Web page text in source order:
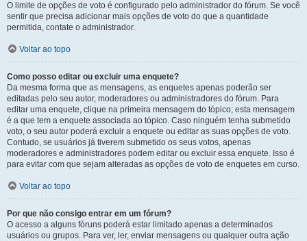
O limite de opções de voto é configurado pelo administrador do fórum. Se você
sentir que precisa adicionar mais opções de voto do que a quantidade
permitida, contate o administrador.
Voltar ao topo
Como posso editar ou excluir uma enquete?
Da mesma forma que as mensagens, as enquetes apenas poderão ser
editadas pelo seu autor, moderadores ou administradores do fórum. Para
editar uma enquete, clique na primeira mensagem do tópico; esta mensagem
é a que tem a enquete associada ao tópico. Caso ninguém tenha submetido
voto, o seu autor poderá excluir a enquete ou editar as suas opções de voto.
Contudo, se usuários já tiverem submetido os seus votos, apenas
moderadores e administradores podem editar ou excluir essa enquete. Isso é
para evitar com que sejam alteradas as opções de voto de enquetes em curso.
Voltar ao topo
Por que não consigo entrar em um fórum?
O acesso a alguns fóruns poderá estar limitado apenas a determinados
usuários ou grupos. Para ver, ler, enviar mensagens ou qualquer outra ação